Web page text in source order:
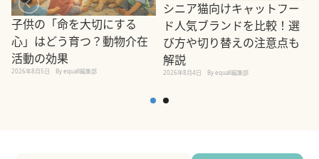
子供の「命を大切にする
心」はどう育つ？動物介在
活動の効果
2026年8月5日 By equall編集部
シニア猫向けキャットフー
ド人気ブランドを比較！選
び方や切り替えの注意点も
解説
2026年8月4日 By equall編集部